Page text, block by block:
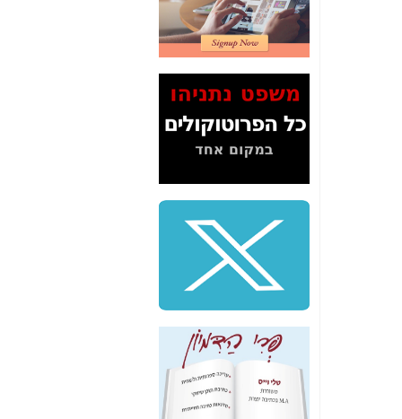
2" על תעלולי השר
משה כחלון -כאן
המשך חשיפת הבלוף
ששמו "מהפיכת
הסלולר" ואיך מסרסים
כאן
סיכום ביקור בסיליקון
שלמה פילבר (עד
לאחרונה מנכ"ל משרד
התקשורת) - עד
מדינה? הצחקתם
"יש אפליה בחקירה"?
חשיפה: למה השר
משה כחלון לא נחקר
עד היום? -
כאן